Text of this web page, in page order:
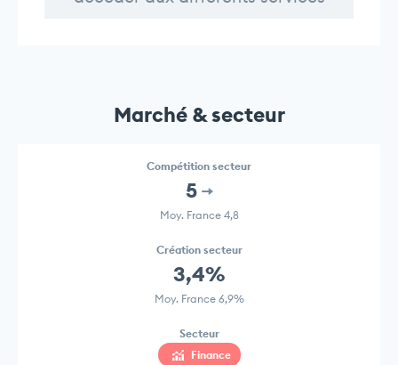
Marché & secteur
Compétition secteur
5
Moy. France 4,8
Création secteur
3,4%
Moy. France 6,9%
Secteur
Finance